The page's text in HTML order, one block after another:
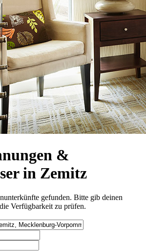
&
in Zemitz
gefunden. Bitte gib deinen
Verfügbarkeit zu prüfen.